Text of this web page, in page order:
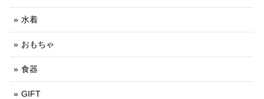
水着
おもちゃ
食器
GIFT